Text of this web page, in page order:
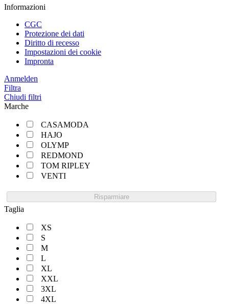
Informazioni
CGC
Protezione dei dati
Diritto di recesso
Impostazioni dei cookie
Impronta
Anmelden
Filtra
Chiudi filtri
Marche
CASAMODA
HAJO
OLYMP
REDMOND
TOM RIPLEY
VENTI
Risparmiare
Taglia
XS
S
M
L
XL
XXL
3XL
4XL